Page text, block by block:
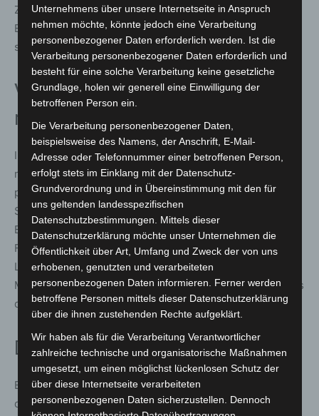
Zaun brannten. Der letzte Einsatz der Nacht führte
Einsatzkräfte gegen 03:30 Uhr in die Stiergasse. Dort
stand eine Baustellenabsicherung in Brand.
Verantwortungsvoller Umgang
mit Feuerwerk gefordert
Insgesamt handelte es sich überwiegend um Brände, die
mutmaßlich durch unsachgemäßen Umgang mit
pyrotechnischen Gegenständen ausgelöst wurden. Die
Stadtfeuerwehr Garbsen appelliert eindringlich an die
Bevölkerung, auch künftig verantwortungsvoll mit
Feuerwerkskörpern umzugehen. Unachtsamkeit und
Leichtsinn gefährden nicht nur Sachwerte, sondern auch
Menschenleben und binden Einsatzkräfte, die andernorts
dringend benötigt werden.
Dank an die Einsatzkräfte
Ein ausdrücklicher Dank gilt allen eingesetzten Kräften,
die auch in der Silvesternacht zum Schutz und zur
Unternehmens über unsere Internetseite in Anspruch
nehmen möchte, könnte jedoch eine Verarbeitung
personenbezogener Daten erforderlich werden. Ist die
Verarbeitung personenbezogener Daten erforderlich und
besteht für eine solche Verarbeitung keine gesetzliche
Grundlage, holen wir generell eine Einwilligung der
betroffenen Person ein.
Die Verarbeitung personenbezogener Daten,
beispielsweise des Namens, der Anschrift, E-Mail-
Adresse oder Telefonnummer einer betroffenen Person,
erfolgt stets im Einklang mit der Datenschutz-
Grundverordnung und in Übereinstimmung mit den für
uns geltenden landesspezifischen
Datenschutzbestimmungen. Mittels dieser
Datenschutzerklärung möchte unser Unternehmen die
Öffentlichkeit über Art, Umfang und Zweck der von uns
erhobenen, genutzten und verarbeiteten
personenbezogenen Daten informieren. Ferner werden
betroffene Personen mittels dieser Datenschutzerklärung
über die ihnen zustehenden Rechte aufgeklärt.
Wir haben als für die Verarbeitung Verantwortlicher
zahlreiche technische und organisatorische Maßnahmen
umgesetzt, um einen möglichst lückenlosen Schutz der
über diese Internetseite verarbeiteten
personenbezogenen Daten sicherzustellen. Dennoch